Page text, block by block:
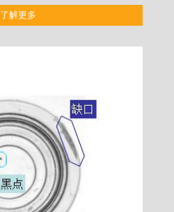
了解更多